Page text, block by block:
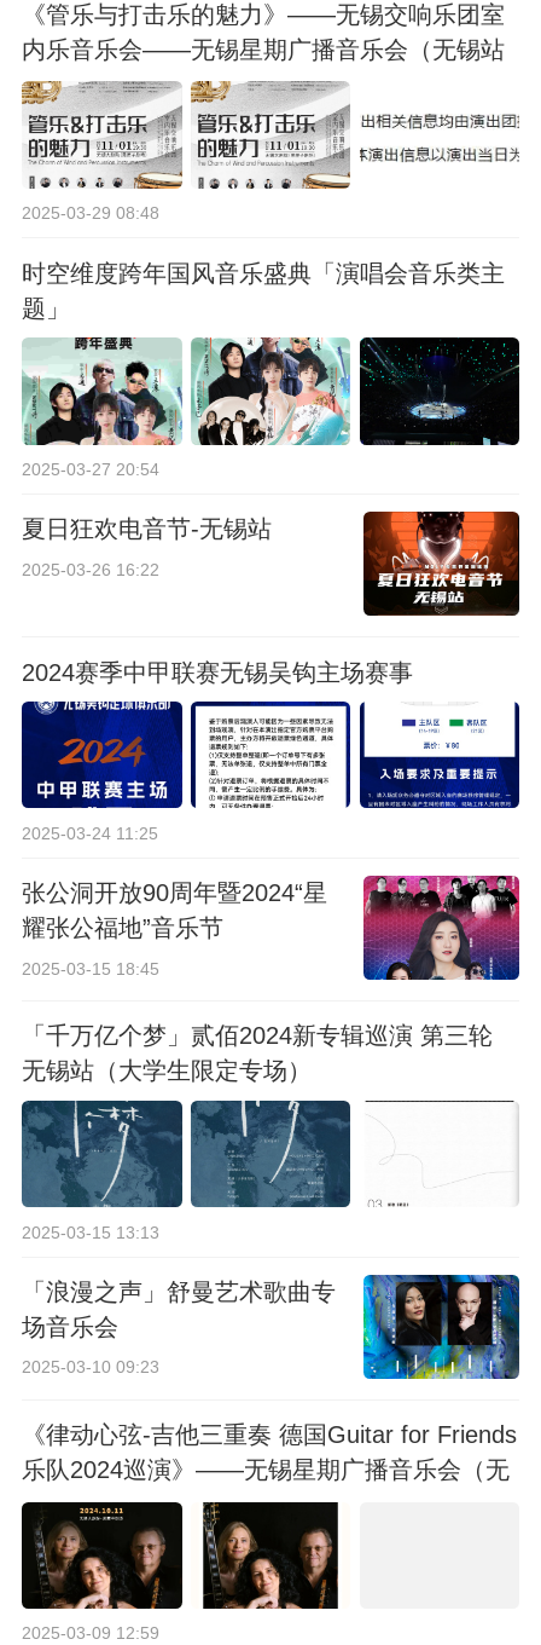
《管乐与打击乐的魅力》——无锡交响乐团室
内乐音乐会——无锡星期广播音乐会（无锡站
合作）
2025-03-29 08:48
时空维度跨年国风音乐盛典「演唱会音乐类主
题」
2025-03-27 20:54
夏日狂欢电音节-无锡站
2025-03-26 16:22
2024赛季中甲联赛无锡吴钩主场赛事
2025-03-24 11:25
张公洞开放90周年暨2024“星
耀张公福地”音乐节
2025-03-15 18:45
「千万亿个梦」贰佰2024新专辑巡演 第三轮
无锡站（大学生限定专场）
2025-03-15 13:13
「浪漫之声」舒曼艺术歌曲专
场音乐会
2025-03-10 09:23
《律动心弦-吉他三重奏 德国Guitar for Friends
乐队2024巡演》——无锡星期广播音乐会（无
锡站）
2025-03-09 12:59